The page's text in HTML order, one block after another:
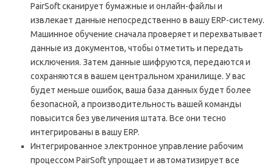
PairSoft сканирует бумажные и онлайн-файлы и
извлекает данные непосредственно в вашу ERP-систему.
Машинное обучение сначала проверяет и перехватывает
данные из документов, чтобы отметить и передать
исключения. Затем данные шифруются, передаются и
сохраняются в вашем центральном хранилище. У вас
будет меньше ошибок, ваша база данных будет более
безопасной, а производительность вашей команды
повысится без увеличения штата. Все они тесно
интегрированы в вашу ERP.
Интегрированное электронное управление рабочим
процессом PairSoft упрощает и автоматизирует все